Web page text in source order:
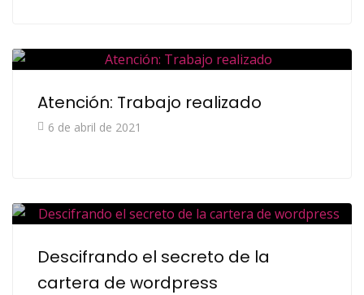
Atención: Trabajo realizado
6 de abril de 2021
Descifrando el secreto de la
cartera de wordpress